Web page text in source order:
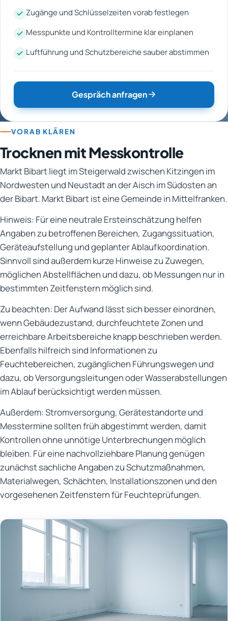
Zugänge und Schlüsselzeiten vorab festlegen
Messpunkte und Kontrolltermine klar einplanen
Luftführung und Schutzbereiche sauber abstimmen
Gespräch anfragen
VORAB KLÄREN
Trocknen mit Messkontrolle
Markt Bibart liegt im Steigerwald zwischen Kitzingen im
Nordwesten und Neustadt an der Aisch im Südosten an
der Bibart. Markt Bibart ist eine Gemeinde in Mittelfranken.
Hinweis: Für eine neutrale Ersteinschätzung helfen
Angaben zu betroffenen Bereichen, Zugangssituation,
Geräteaufstellung und geplanter Ablaufkoordination.
Sinnvoll sind außerdem kurze Hinweise zu Zuwegen,
möglichen Abstellflächen und dazu, ob Messungen nur in
bestimmten Zeitfenstern möglich sind.
Zu beachten: Der Aufwand lässt sich besser einordnen,
wenn Gebäudezustand, durchfeuchtete Zonen und
erreichbare Arbeitsbereiche knapp beschrieben werden.
Ebenfalls hilfreich sind Informationen zu
Feuchtebereichen, zugänglichen Führungswegen und
dazu, ob Versorgungsleitungen oder Wasserabstellungen
im Ablauf berücksichtigt werden müssen.
Außerdem: Stromversorgung, Gerätestandorte und
Messtermine sollten früh abgestimmt werden, damit
Kontrollen ohne unnötige Unterbrechungen möglich
bleiben. Für eine nachvollziehbare Planung genügen
zunächst sachliche Angaben zu Schutzmaßnahmen,
Materialwegen, Schächten, Installationszonen und den
vorgesehenen Zeitfenstern für Feuchteprüfungen.